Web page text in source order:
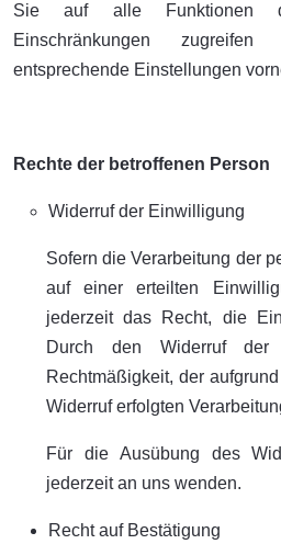
Sie auf alle Funktionen
Einschränkungen
entsprechende Einstellungen
Rechte der betroffenen Person
Widerruf der Einwilligung
Sofern die Verarbeitung der
auf einer erteilten
jederzeit das Recht, die
Durch den Widerruf
Rechtmäßigkeit, der
Widerruf erfolgten
Für die Ausübung des
jederzeit an uns wenden.
Recht auf Bestätigung